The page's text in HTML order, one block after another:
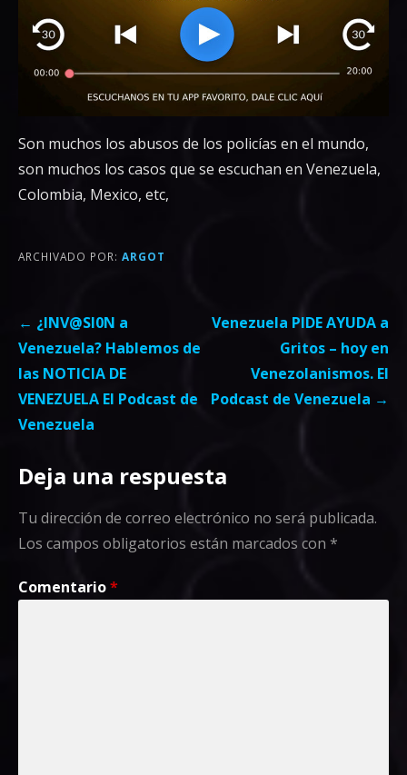
Son muchos los abusos de los policías en el mundo,
son muchos los casos que se escuchan en Venezuela,
Colombia, Mexico, etc,
ARCHIVADO POR: ARGOT
Navegación
de
entradas
← ¿lNV@Sl0N a
Venezuela? Hablemos de
las NOTICIA DE
VENEZUELA El Podcast de
Venezuela
Venezuela PIDE AYUDA a
Gritos – hoy en
Venezolanismos. El
Podcast de Venezuela →
Deja una respuesta
Tu dirección de correo electrónico no será publicada.
Los campos obligatorios están marcados con *
Comentario*